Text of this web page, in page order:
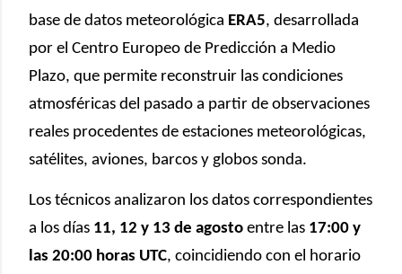
base de datos meteorológica ERA5, desarrollada
por el Centro Europeo de Predicción a Medio
Plazo, que permite reconstruir las condiciones
atmosféricas del pasado a partir de observaciones
reales procedentes de estaciones meteorológicas,
satélites, aviones, barcos y globos sonda.
Los técnicos analizaron los datos correspondientes
a los días 11, 12 y 13 de agosto entre las 17:00 y
las 20:00 horas UTC, coincidiendo con el horario